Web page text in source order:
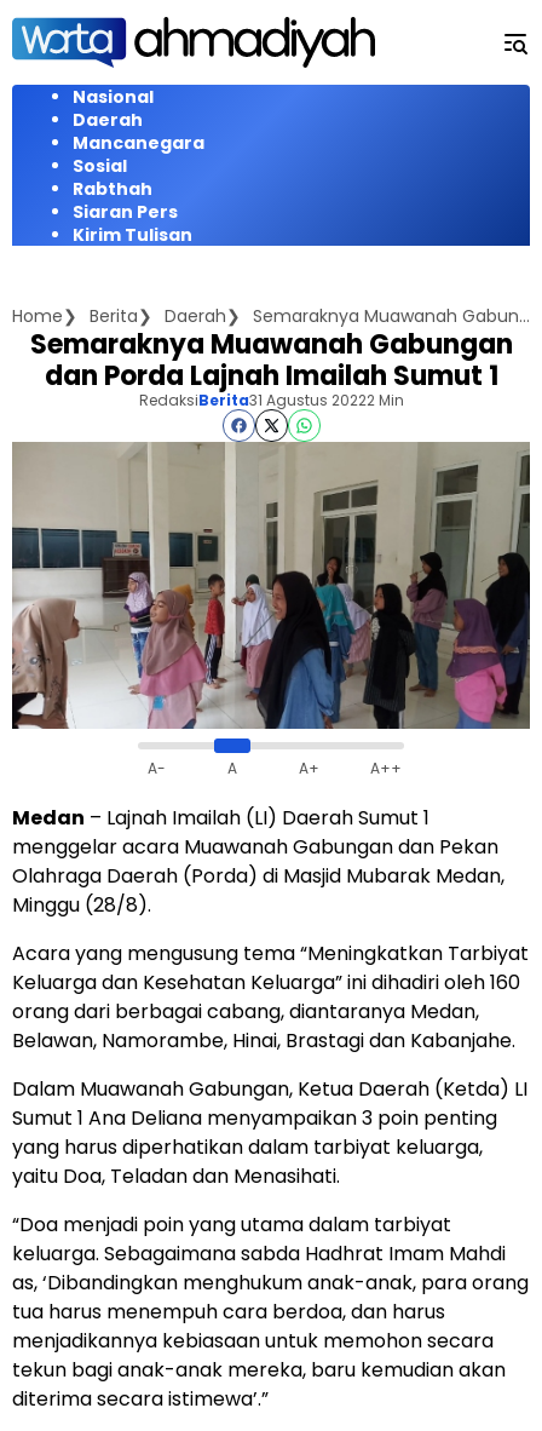
Langsung
konten
Nasional
Daerah
Mancanegara
Sosial
Rabthah
Siaran Pers
Kirim Tulisan
Home Berita Daerah Semaraknya Muawanah Gabungan dan Porda Lajnah Imailah Sumut 1
Semaraknya Muawanah Gabungan
dan Porda Lajnah Imailah Sumut 1
RedaksiBerita31 Agustus 20222 Min
A- A A+ A++
Medan – Lajnah Imailah (LI) Daerah Sumut 1
menggelar acara Muawanah Gabungan dan Pekan
Olahraga Daerah (Porda) di Masjid Mubarak Medan,
Minggu (28/8).
Acara yang mengusung tema “Meningkatkan Tarbiyat
Keluarga dan Kesehatan Keluarga” ini dihadiri oleh 160
orang dari berbagai cabang, diantaranya Medan,
Belawan, Namorambe, Hinai, Brastagi dan Kabanjahe.
Dalam Muawanah Gabungan, Ketua Daerah (Ketda) LI
Sumut 1 Ana Deliana menyampaikan 3 poin penting
yang harus diperhatikan dalam tarbiyat keluarga,
yaitu Doa, Teladan dan Menasihati.
“Doa menjadi poin yang utama dalam tarbiyat
keluarga. Sebagaimana sabda Hadhrat Imam Mahdi
as, ‘Dibandingkan menghukum anak-anak, para orang
tua harus menempuh cara berdoa, dan harus
menjadikannya kebiasaan untuk memohon secara
tekun bagi anak-anak mereka, baru kemudian akan
diterima secara istimewa’.”